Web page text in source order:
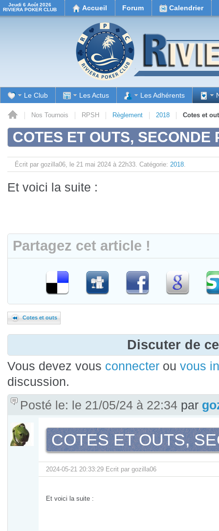
Jeudi 6 Août 2026
RIVIERA POKER CLUB
Accueil Forum Calendrier
Le Club Les Actus Les Adhérents
Nos Tournois RPSH Règlement 2018 Cotes et
COTES ET OUTS, SECONDE
Écrit par gozilla06, le 21 mai 2024 à 22h33. Catégorie: 2018.
Et voici la suite :
Partagez cet article !
Cotes et outs
Discuter de
Vous devez vous connecter ou vous
discussion.
Posté le: le 21/05/24 à 22:34 par
COTES ET OUTS,
2024-05-21 20:33:29 Ecrit par gozilla06
Et voici la suite :